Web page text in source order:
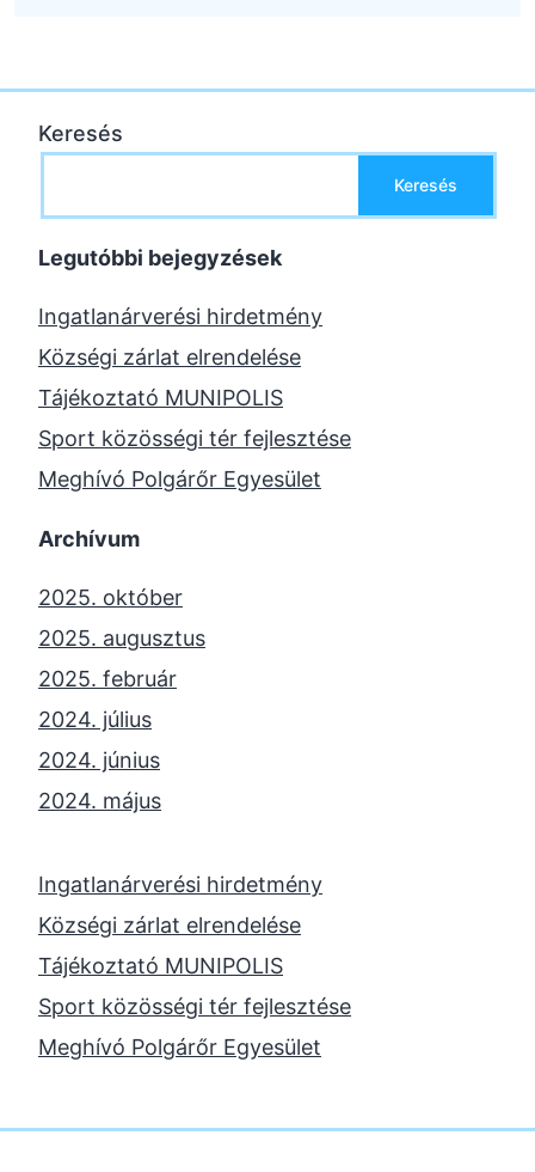
Keresés
Keresés
Legutóbbi bejegyzések
Ingatlanárverési hirdetmény
Községi zárlat elrendelése
Tájékoztató MUNIPOLIS
Sport közösségi tér fejlesztése
Meghívó Polgárőr Egyesület
Archívum
2025. október
2025. augusztus
2025. február
2024. július
2024. június
2024. május
2023. november
2023. október
2023. szeptember
2023. június
2023. február
2022. november
Ingatlanárverési hirdetmény
Községi zárlat elrendelése
Tájékoztató MUNIPOLIS
Sport közösségi tér fejlesztése
Meghívó Polgárőr Egyesület